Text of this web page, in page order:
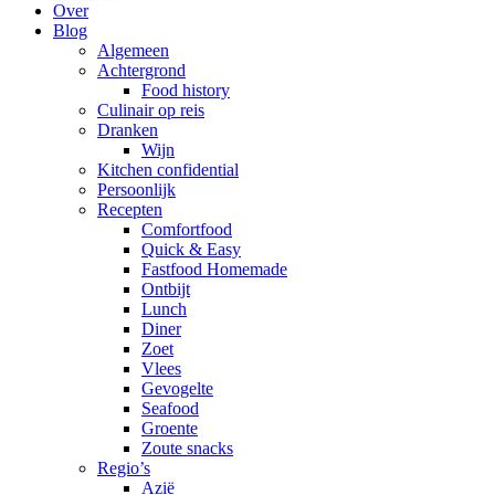
Over
Blog
Algemeen
Achtergrond
Food history
Culinair op reis
Dranken
Wijn
Kitchen confidential
Persoonlijk
Recepten
Comfortfood
Quick & Easy
Fastfood Homemade
Ontbijt
Lunch
Diner
Zoet
Vlees
Gevogelte
Seafood
Groente
Zoute snacks
Regio’s
Azië